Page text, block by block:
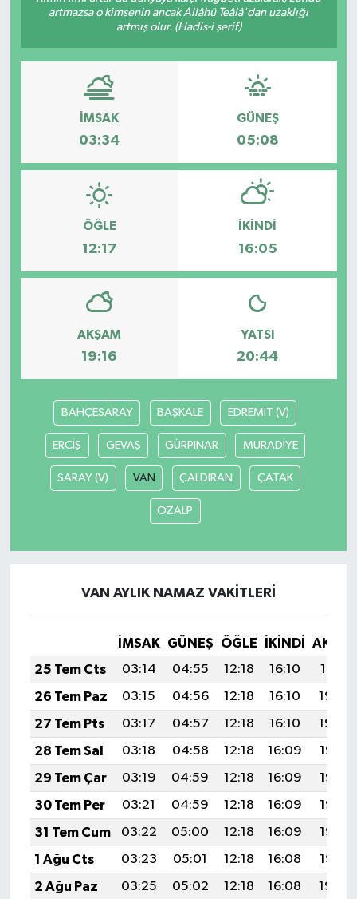
artmazsa o kimsenin ancak Allâhü Teâlâ'dan uzaklığı
artmış olur. (Hadis-i şerif)
İMSAK
03:34
GÜNEŞ
05:08
ÖĞLE
12:17
İKINDI
16:05
AKŞAM
19:16
YATSI
20:44
BAHÇESARAY BAŞKALE EDREMİT (V)
ERCİŞ GEVAŞ GÜRPINAR MURADİYE
SARAY (V) VAN ÇALDIRAN ÇATAK
ÖZALP
VAN AYLIK NAMAZ VAKITLERI
İMSAK GÜNEŞ ÖĞLE İKINDI
25 Tem Cts
03:14 04:55 12:18 16:10
19:31
26 Tem Paz
03:15 04:56 12:18 16:10
19:30
27 Tem Pts
03:17 04:57 12:18 16:10
19:29
28 Tem Sal
03:18 04:58 12:18 16:09
19:28
29 Tem Çar
03:19 04:59 12:18 16:09
19:27
30 Tem Per
03:21 04:59 12:18 16:09
19:27
31 Tem Cum
03:22 05:00 12:18 16:09
19:26
1 Ağu Cts
03:23 05:01 12:18 16:08
19:25
2 Ağu Paz
03:25 05:02 12:18 16:08
19:24
Gayrimenkul
Eğitim